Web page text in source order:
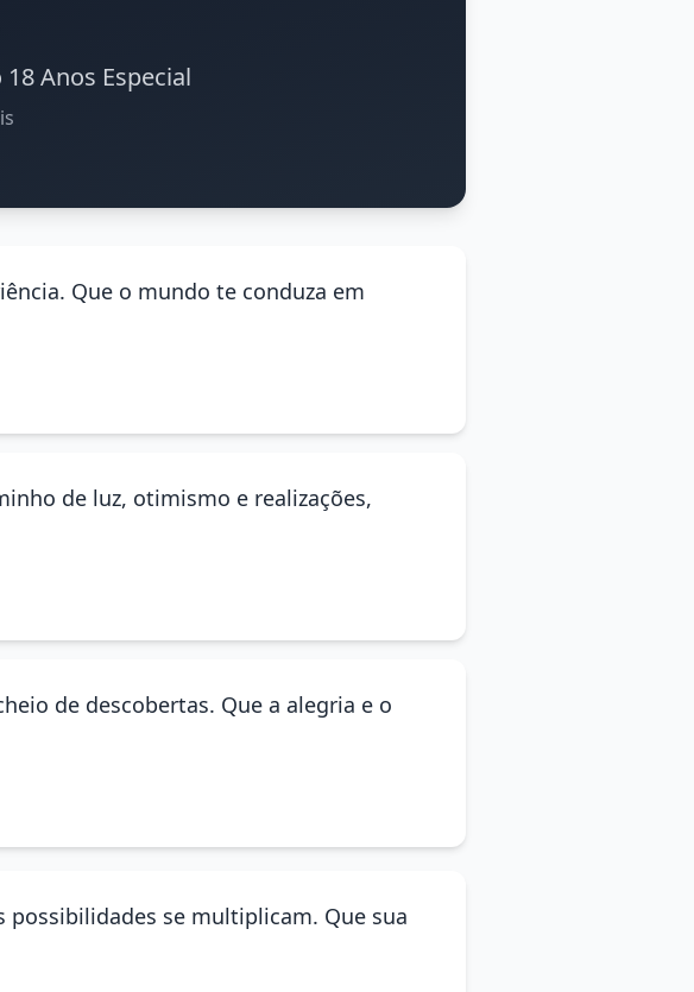
Anos Especial
Que o mundo te conduza em
de luz, otimismo e realizações,
de descobertas. Que a alegria e o
possibilidades se multiplicam. Que sua